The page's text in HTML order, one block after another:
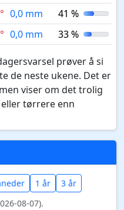
0,0 mm
41 %
0,0 mm 33 %
prøver å si
de neste ukene. Det er
viser om det trolig
tørrere enn
1 år
3 år
08-07).